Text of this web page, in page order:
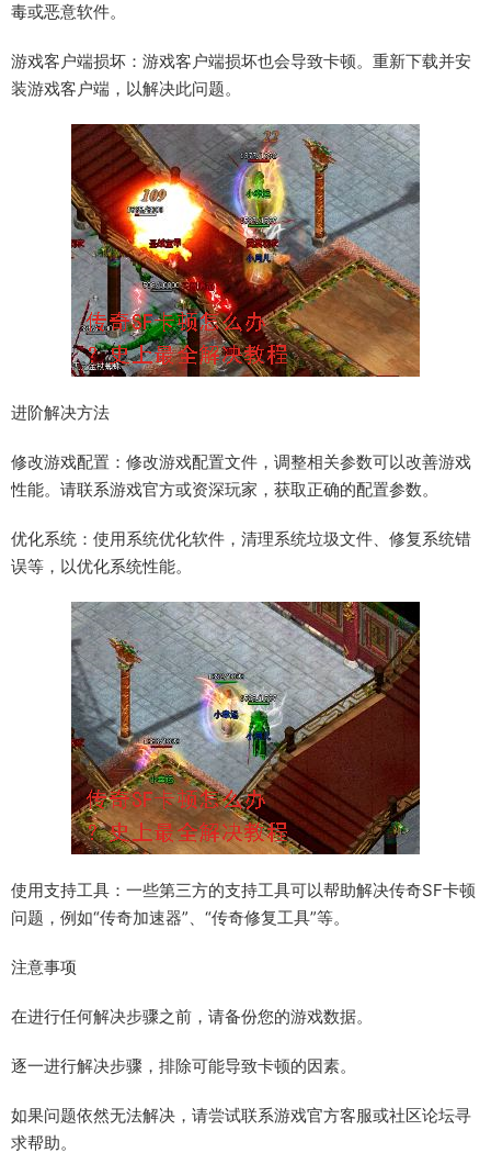
毒或恶意软件。
游戏客户端损坏：游戏客户端损坏也会导致卡顿。重新下载并安
装游戏客户端，以解决此问题。
进阶解决方法
修改游戏配置：修改游戏配置文件，调整相关参数可以改善游戏
性能。请联系游戏官方或资深玩家，获取正确的配置参数。
优化系统：使用系统优化软件，清理系统垃圾文件、修复系统错
误等，以优化系统性能。
使用支持工具：一些第三方的支持工具可以帮助解决传奇SF卡顿
问题，例如“传奇加速器”、“传奇修复工具”等。
注意事项
在进行任何解决步骤之前，请备份您的游戏数据。
逐一进行解决步骤，排除可能导致卡顿的因素。
如果问题依然无法解决，请尝试联系游戏官方客服或社区论坛寻
求帮助。